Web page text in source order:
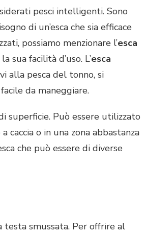
pesci intelligenti. Sono
di un’esca che sia efficace
possiamo menzionare l’esca
sua facilità d’uso. L’esca
alla pesca del tonno, si
da maneggiare.
superficie. Può essere utilizzato
caccia o in una zona abbastanza
che può essere di diverse
testa smussata. Per offrire al